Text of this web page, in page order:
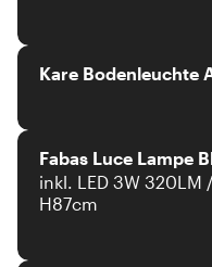
Kare Bodenleuchte
Fabas Luce Lampe
inkl. LED 3W
H87cm